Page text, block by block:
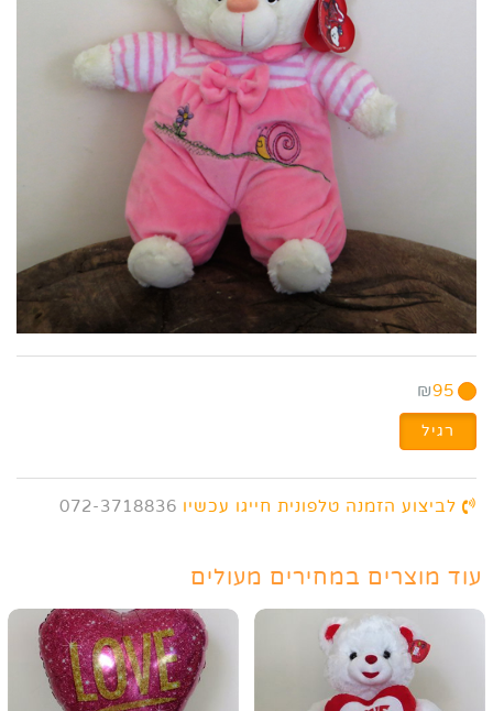
₪95
רגיל
לביצוע הזמנה טלפונית חייגו עכשיו 072-3718836
עוד מוצרים במחירים מעולים